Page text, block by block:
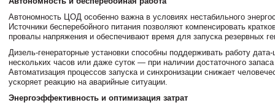
Автономность ЦОД особенно важна в условиях нестабильного
Источники бесперебойного питания позволяют компенсировать
провалы напряжения и обеспечивают время для запуска резервных
Дизель-генераторные установки способны поддерживать работу дата-
нескольких часов или даже суток — при наличии достаточного
Автоматизация процессов запуска и синхронизации снижает
ускоряет реакцию на аварийные ситуации.
Энергоэффективность и оптимизация затрат